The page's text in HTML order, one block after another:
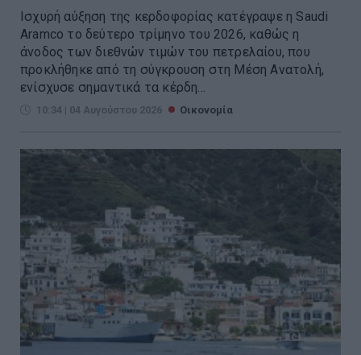
Ισχυρή αύξηση της κερδοφορίας κατέγραψε η Saudi
Aramco το δεύτερο τρίμηνο του 2026, καθώς η
άνοδος των διεθνών τιμών του πετρελαίου, που
προκλήθηκε από τη σύγκρουση στη Μέση Ανατολή,
ενίσχυσε σημαντικά τα κέρδη...
10:34 | 04 Αυγούστου 2026 Οικονομία